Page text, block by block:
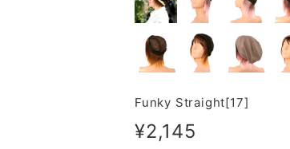
Funky Straight[17]
¥2,145